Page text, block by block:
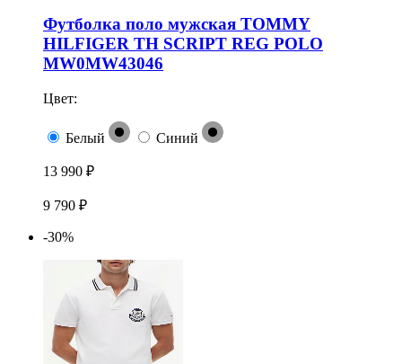
Футболка поло мужская TOMMY
HILFIGER TH SCRIPT REG POLO
MW0MW43046
Цвет:
Белый Синий
13 990 ₽
9 790 ₽
-30%